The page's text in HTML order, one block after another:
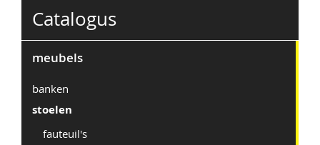
Catalogus
meubels
banken
stoelen
fauteuil's